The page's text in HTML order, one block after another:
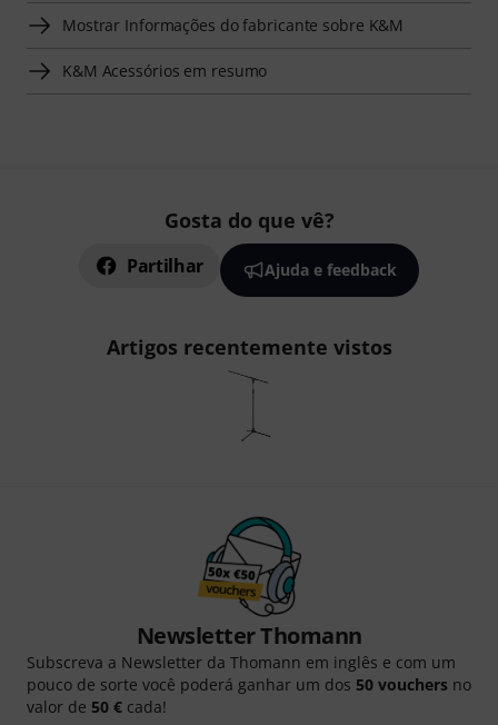
Mostrar Informações do fabricante sobre K&M
K&M Acessórios em resumo
Gosta do que vê?
Partilhar Ajuda e feedback
Artigos recentemente vistos
Newsletter Thomann
Subscreva a Newsletter da Thomann em inglês e com um
pouco de sorte você poderá ganhar um dos 50 vouchers no
valor de 50 € cada!